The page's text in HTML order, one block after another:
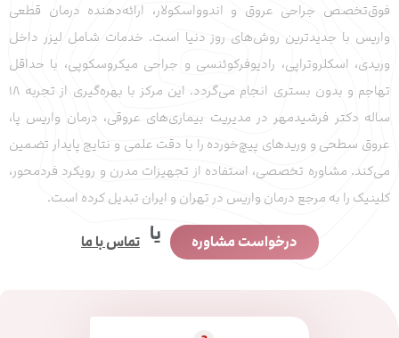
فوق‌تخصص جراحی عروق و اندوواسکولار، ارائه‌دهنده درمان قطعی
واریس با جدیدترین روش‌های روز دنیا است. خدمات شامل لیزر داخل
وریدی، اسکلروتراپی، رادیوفرکوئنسی و جراحی میکروسکوپی، با حداقل
تهاجم و بدون بستری انجام می‌گردد. این مرکز با بهره‌گیری از تجربه ۱۸
ساله دکتر فرشیدمهر در مدیریت بیماری‌های عروقی، درمان واریس پا،
عروق سطحی و وریدهای پیچ‌خورده را با دقت علمی و نتایج پایدار تضمین
می‌کند. مشاوره تخصصی، استفاده از تجهیزات مدرن و رویکرد فردمحور،
کلینیک را به مرجع درمان واریس در تهران و ایران تبدیل کرده است.
درخواست مشاوره یا تماس با ما